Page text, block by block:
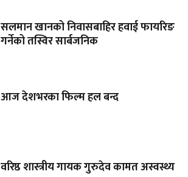
सलमान खानको निवासबाहिर हवाई फायरिङ
गर्नेको तस्विर सार्बजनिक
आज देशभरका फिल्म हल बन्द
वरिष्ठ शास्त्रीय गायक गुरुदेव कामत अस्वस्थ्य